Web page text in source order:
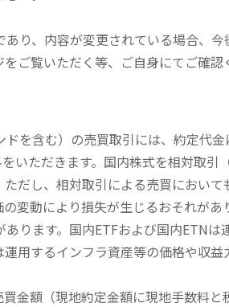
り、内容が変更されている場合、
ご覧いただく等、ご自身にてご確認
を含む）の売買取引には、約定代
いただきます。国内株式を相対取引
だし、相対取引による売買におい
変動により損失が生じるおそれがあ
ります。国内ETFおよび国内ETNは
用するインフラ資産等の価格や収
金額（現地約定金額に現地手数料と